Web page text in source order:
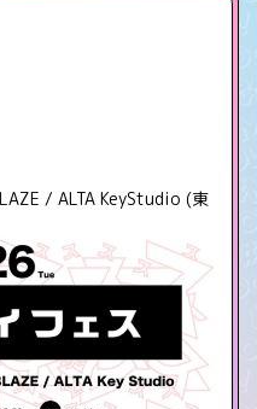
/ ALTA KeyStudio (東